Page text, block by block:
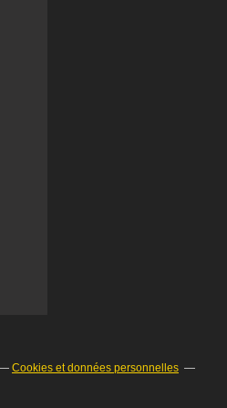
Cookies et données personnelles